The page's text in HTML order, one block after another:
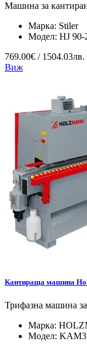
Машина за
Марка: Stiler
Модел: HJ 90-
769.00€ / 1504.03лв.
Виж
Кантираща машина
Трифазна машина
Марка:
Модел: